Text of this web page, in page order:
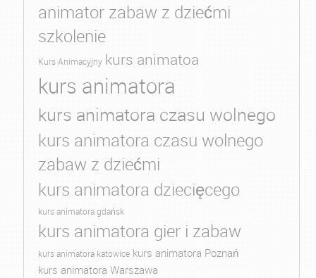
animator zabaw z dziećmi
szkolenie
Kurs Animacyjny kurs animatoa
kurs animatora
kurs animatora czasu wolnego
kurs animatora czasu wolnego
zabaw z dziećmi
kurs animatora dziecięcego
kurs animatora gdańsk
kurs animatora gier i zabaw
kurs animatora katowice kurs animatora Poznań
kurs animatora Warszawa